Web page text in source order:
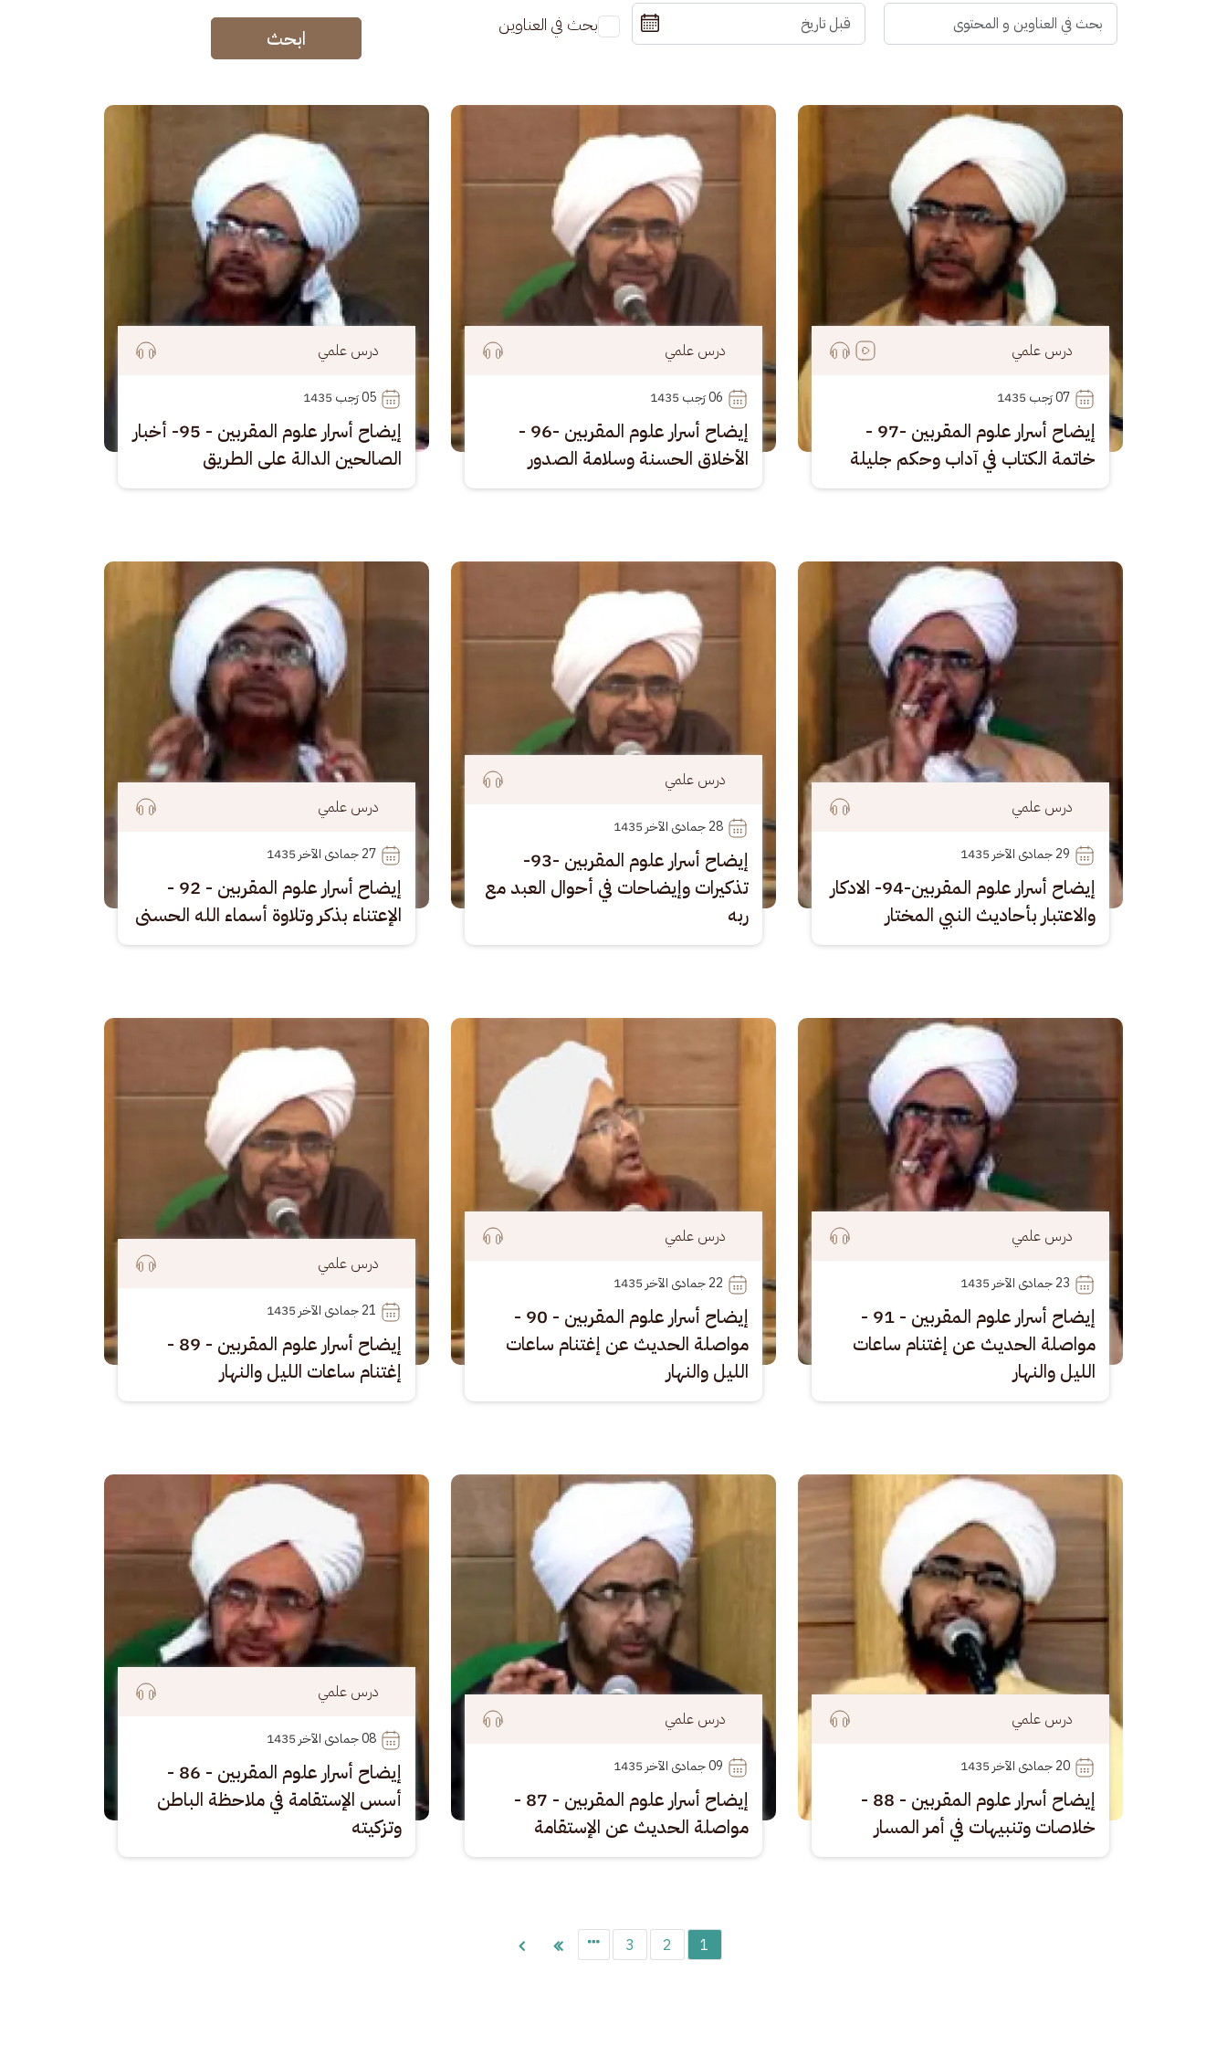
بحث في العناوين
ابحث
الصورة
درس علمي
07 رَجب 1435
إيضاح أسرار علوم المقربين -97 -
خاتمة الكتاب في آداب وحكم جليلة
الصورة
درس علمي
06 رَجب 1435
إيضاح أسرار علوم المقربين -96 -
الأخلاق الحسنة وسلامة الصدور
الصورة
درس علمي
05 رَجب 1435
إيضاح أسرار علوم المقربين - 95- أخبار
الصالحين الدالة على الطريق
الصورة
درس علمي
29
إيضاح أسرار علوم المقربين-94- الادكار
والاعتبار بأحاديث النبي المختار
الصورة
درس علمي
28
إيضاح أسرار علوم المقربين -93-
تذكيرات وإيضاحات في أحوال العبد مع
ربه
الصورة
درس علمي
27
إيضاح أسرار علوم المقربين - 92 -
الإعتناء بذكر وتلاوة أسماء الله الحسنى
الصورة
درس علمي
23
إيضاح أسرار علوم المقربين - 91 -
مواصلة الحديث عن إغتنام ساعات
الليل والنهار
الصورة
درس علمي
22
إيضاح أسرار علوم المقربين - 90 -
مواصلة الحديث عن إغتنام ساعات
الليل والنهار
الصورة
درس علمي
21
إيضاح أسرار علوم المقربين - 89 -
إغتنام ساعات الليل والنهار
الصورة
درس علمي
20
إيضاح أسرار علوم المقربين - 88 -
خلاصات وتنبيهات في أمر المسار
الصورة
درس علمي
09
إيضاح أسرار علوم المقربين - 87 -
مواصلة الحديث عن الإستقامة
الصورة
درس علمي
08
إيضاح أسرار علوم المقربين - 86 -
أسس الإستقامة في ملاحظة الباطن
وتزكيته
1
2
3